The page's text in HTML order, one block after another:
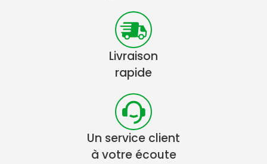
Livraison
rapide
Un service client
à votre écoute